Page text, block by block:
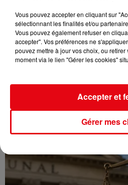
CANICULE : 12 DÉPARTEMENTS EN
Vous pouvez accepter en cliquant sur
sélectionnant les finalités et/ou
Vous pouvez également refuser en
accepter". Vos préférences ne
pouvez mettre à jour vos choix, ou
moment via le lien "Gérer les cookies"
Gérer mes
Accepter et